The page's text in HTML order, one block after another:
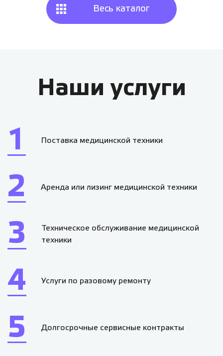
Весь каталог
Наши услуги
1 Поставка медицинской техники
2 Аренда или лизинг медицинской техники
3
Техническое обслуживание медицинской
техники
4 Услуги по разовому ремонту
5 Долгосрочные сервисные контракты